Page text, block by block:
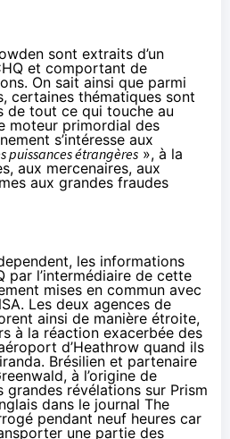
sont extraits d’un
et comportant de
On sait ainsi que parmi
certaines thématiques sont
de tout ce qui touche au
moteur primordial des
s’intéresse aux
puissances étrangères », à la
aux mercenaires, aux
aux grandes fraudes
les informations
par l’intermédiaire de cette
mises en commun avec
Les deux agences de
ainsi de manière étroite,
à la réaction exacerbée des
d’Heathrow quand ils
Brésilien et partenaire
à l’origine de
grandes révélations sur Prism
dans le journal The
pendant neuf heures car
une partie des